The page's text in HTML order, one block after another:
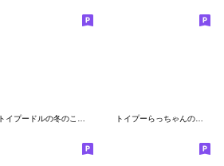
トイプーらっちゃんのクリスマス・お正月